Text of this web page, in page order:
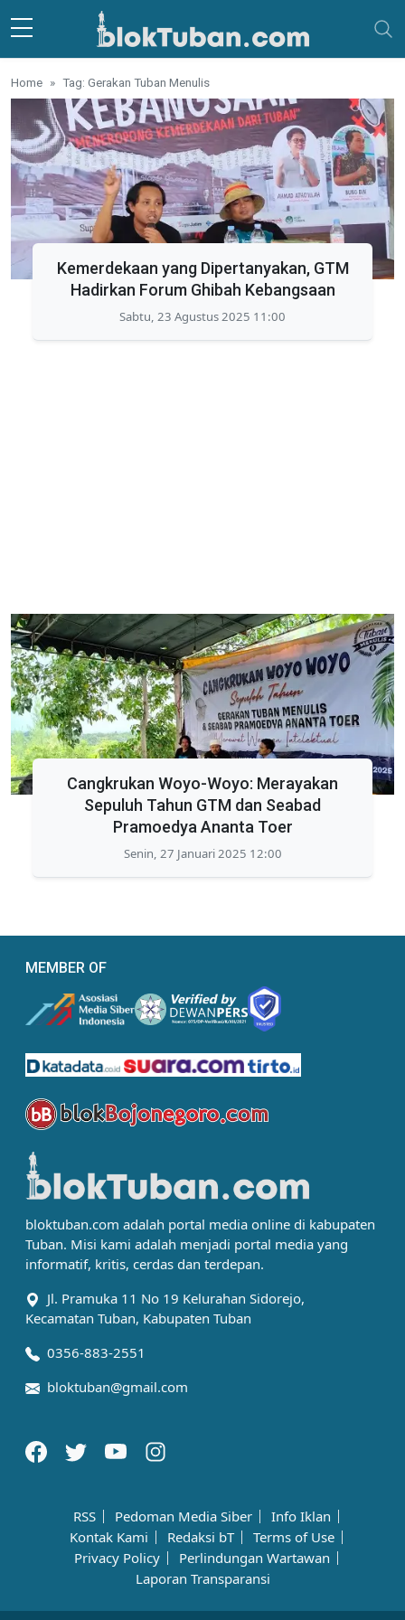
Skip to main content
Home Tag: Gerakan Tuban Menulis
Kemerdekaan yang Dipertanyakan, GTM
Hadirkan Forum Ghibah Kebangsaan
Sabtu, 23 Agustus 2025 11:00
Cangkrukan Woyo-Woyo: Merayakan
Sepuluh Tahun GTM dan Seabad
Pramoedya Ananta Toer
Senin, 27 Januari 2025 12:00
MEMBER OF
bloktuban.com adalah portal media online di kabupaten
Tuban. Misi kami adalah menjadi portal media yang
informatif, kritis, cerdas dan terdepan.
Jl. Pramuka 11 No 19 Kelurahan Sidorejo,
Kecamatan Tuban, Kabupaten Tuban
0356-883-2551
bloktuban@gmail.com
RSS Pedoman Media Siber
Info Iklan
Kontak Kami
Redaksi bT
Terms of Use
Privacy Policy
Perlindungan Wartawan
Laporan Transparansi